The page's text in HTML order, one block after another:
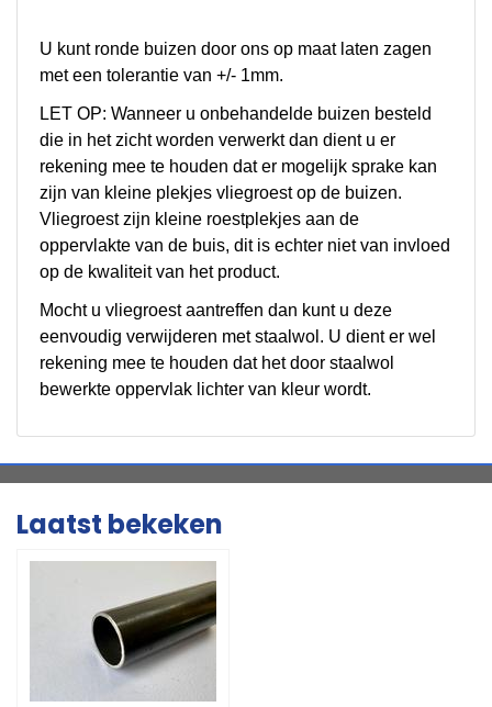
U kunt ronde buizen door ons op maat laten zagen
met een tolerantie van +/- 1mm.
LET OP: Wanneer u onbehandelde buizen besteld
die in het zicht worden verwerkt dan dient u er
rekening mee te houden dat er mogelijk sprake kan
zijn van kleine plekjes vliegroest op de buizen.
Vliegroest zijn kleine roestplekjes aan de
oppervlakte van de buis, dit is echter niet van invloed
op de kwaliteit van het product.
Mocht u vliegroest aantreffen dan kunt u deze
eenvoudig verwijderen met staalwol. U dient er wel
rekening mee te houden dat het door staalwol
bewerkte oppervlak lichter van kleur wordt.
Laatst bekeken